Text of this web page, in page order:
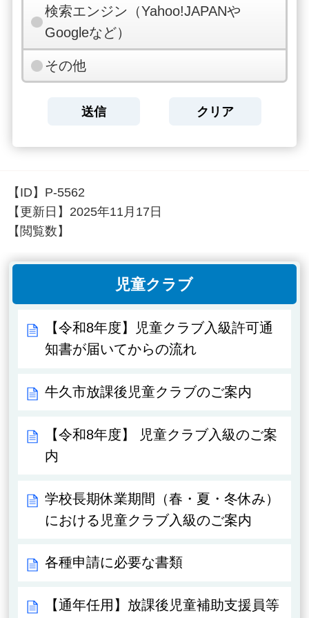
検索エンジン（Yahoo!JAPANや
Googleなど）
その他
【ID】 P-5562
【更新日】 2025年11月17日
【閲覧数】
児童クラブ
【令和8年度】児童クラブ入級許可通
知書が届いてからの流れ
牛久市放課後児童クラブのご案内
【令和8年度】 児童クラブ入級のご案
内
学校長期休業期間（春・夏・冬休み）
における児童クラブ入級のご案内
各種申請に必要な書類
【通年任用】放課後児童補助支援員等